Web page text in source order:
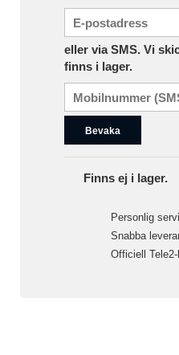
eller via SMS. Vi
finns i lager.
Bevaka
Finns ej i lager.
Personlig
Snabba
Officiell